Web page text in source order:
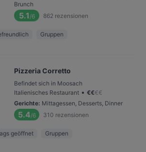
Brunch
5.1 /6 862 rezensionen
Gruppen
Pizzeria Corretto
Befindet sich in Moosach
Italienisches Restaurant • €€€€
Gerichte: Mittagessen, Desserts, Dinner
5.4/6 310 rezensionen
geöffnet Gruppen